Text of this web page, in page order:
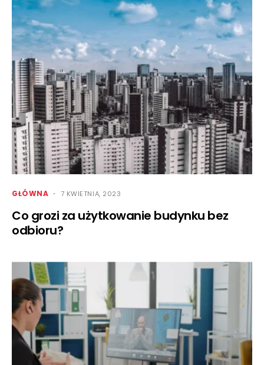
GŁÓWNA 7 KWIETNIA, 2023
Co grozi za użytkowanie budynku bez
odbioru?